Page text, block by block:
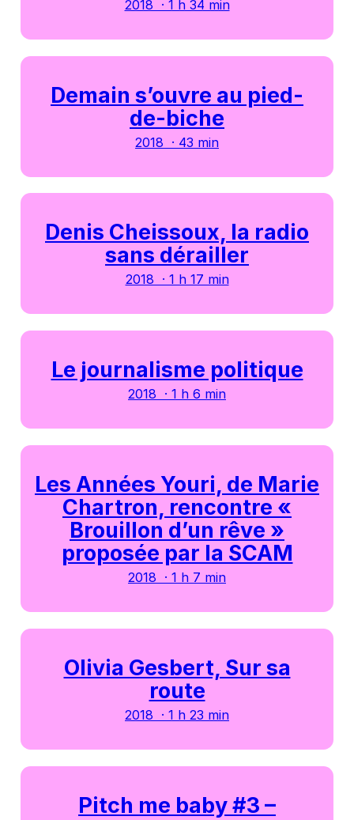
2018 · 1 h 34 min
Demain s’ouvre au pied-
de-biche
2018 · 43 min
Denis Cheissoux, la radio
sans dérailler
2018 · 1 h 17 min
Le journalisme politique
2018 · 1 h 6 min
Les Années Youri, de Marie
Chartron, rencontre «
Brouillon d’un rêve »
proposée par la SCAM
2018 · 1 h 7 min
Olivia Gesbert, Sur sa
route
2018 · 1 h 23 min
Pitch me baby #3 –